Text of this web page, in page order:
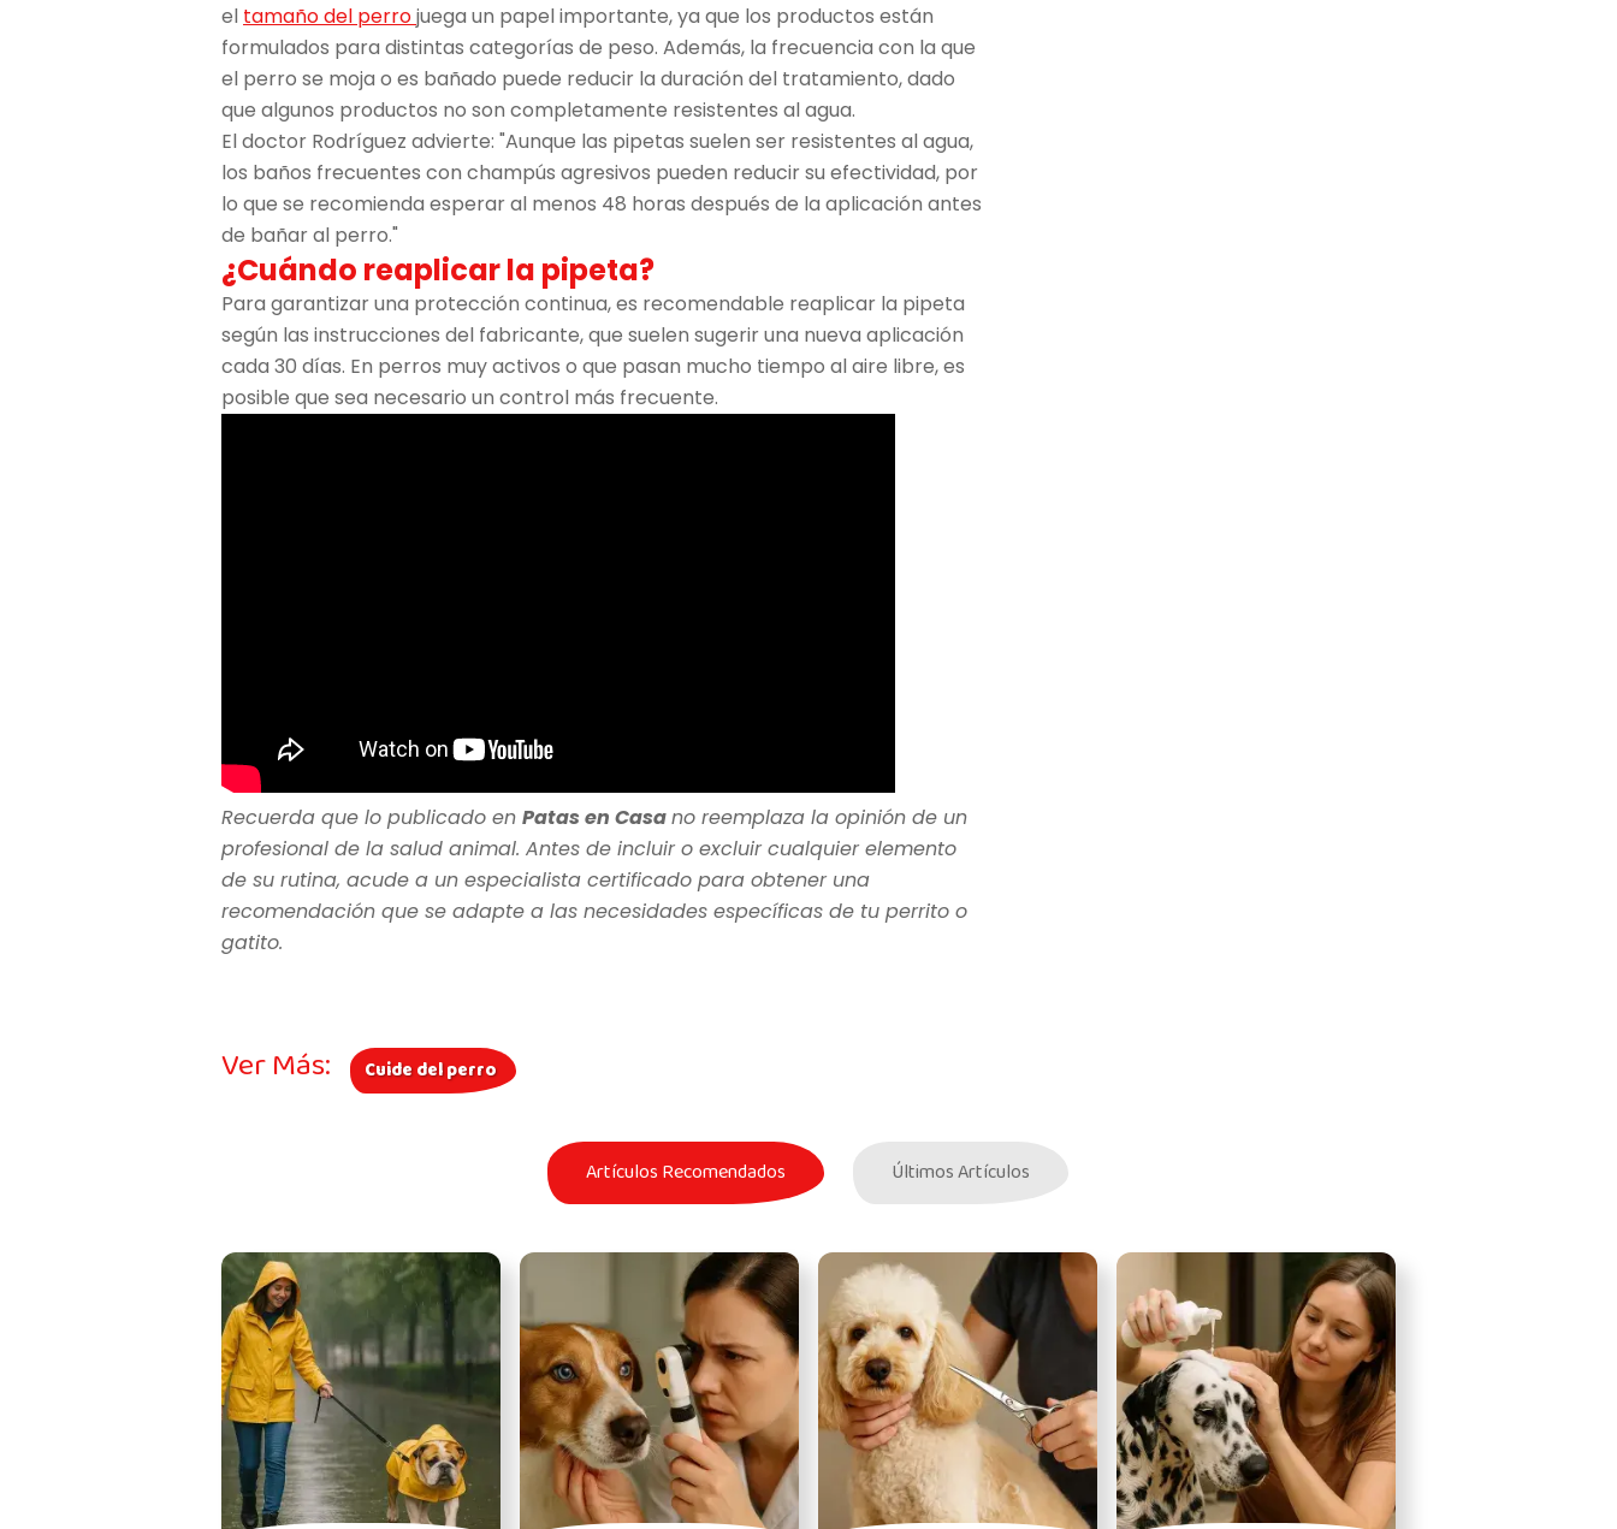
el tamaño del perrojuega un papel importante, ya que los productos están
formulados para distintas categorías de peso. Además, la frecuencia con la que
el perro se moja o es bañado puede reducir la duración del tratamiento, dado
que algunos productos no son completamente resistentes al agua.
El doctor Rodríguez advierte: "Aunque las pipetas suelen ser resistentes al agua,
los baños frecuentes con champús agresivos pueden reducir su efectividad, por
lo que se recomienda esperar al menos 48 horas después de la aplicación antes
de bañar al perro."
¿Cuándo reaplicar la pipeta?
Para garantizar una protección continua, es recomendable reaplicar la pipeta
según las instrucciones del fabricante, que suelen sugerir una nueva aplicación
cada 30 días. En perros muy activos o que pasan mucho tiempo al aire libre, es
posible que sea necesario un control más frecuente.
Recuerda que lo publicado en Patas en Casano reemplaza la opinión de un
profesional de la salud animal. Antes de incluir o excluir cualquier elemento
de su rutina, acude a un especialista certificado para obtener una
recomendación que se adapte a las necesidades específicas de tu perrito o
gatito.
Ver Más: Cuide del perro
Artículos Recomendados Últimos Artículos